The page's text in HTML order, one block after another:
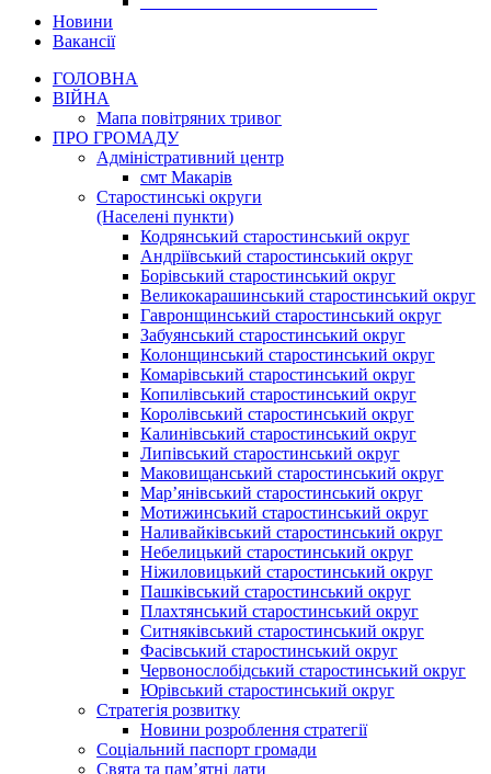
Новини
Вакансії
ГОЛОВНА
ВІЙНА
Мапа повітряних тривог
ПРО ГРОМАДУ
Aдміністративний центр
смт Макарів
Старостинські округи
(Населені пункти)
Кодрянський старостинський округ
Андріївський старостинський округ
Борівський старостинський округ
Великокарашинський старостинський округ
Гавронщинський старостинський округ
Забуянський старостинський округ
Колонщинський старостинський округ
Комарівський старостинський округ
Копилівський старостинський округ
Королівський старостинський округ
Калинівський старостинський округ
Липівський старостинський округ
Маковищанський старостинський округ
Мар’янівський старостинський округ
Мотижинський старостинський округ
Наливайківський старостинський округ
Небелицький старостинський округ
Ніжиловицький старостинський округ
Пашківський старостинський округ
Плахтянський старостинський округ
Ситняківський старостинський округ
Фасівський старостинський округ
Червонослобідський старостинський округ
Юрівський старостинський округ
Стратегія розвитку
Новини розроблення стратегії
Соціальний паспорт громади
Свята та пам’ятні дати